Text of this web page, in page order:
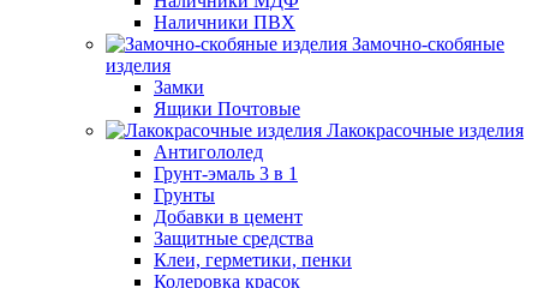
Наличники ПВХ
Замочно-скобяные
изделия
Замки
Ящики Почтовые
Лакокрасочные изделия
Антигололед
Грунт-эмаль 3 в 1
Грунты
Добавки в цемент
Защитные средства
Клеи, герметики, пенки
Колеровка красок